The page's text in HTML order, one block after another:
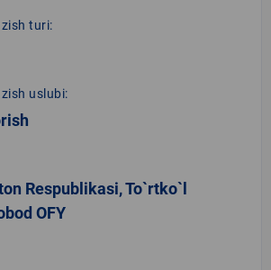
turi:
uslubi:
Respublikasi, To`rtko`l
OFY